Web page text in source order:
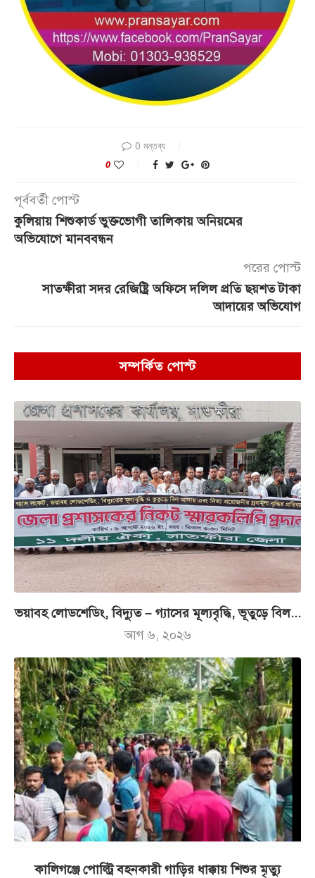
0 মন্তব্য
0
পূর্ববর্তী পোস্ট
কুলিয়ায় শিশুকার্ড ভুক্তভোগী তালিকায় অনিয়মের
অভিযোগে মানববন্ধন
পরের পোস্ট
সাতক্ষীরা সদর রেজিষ্ট্রি অফিসে দলিল প্রতি ছয়শত টাকা
আদায়ের অভিযোগ
সম্পর্কিত পোস্ট
ভয়াবহ লোডশেডিং, বিদ্যুত – গ্যাসের মূল্যবৃদ্ধি, ভূতুড়ে বিল...
আগ ৬, ২০২৬
কালিগঞ্জে পোল্ট্রি বহনকারী গাড়ির ধাক্কায় শিশুর মৃত্যু